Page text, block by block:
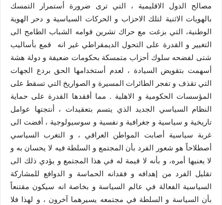
مصالح الدول الاقليمية ، التي ترى ضرورة أستمرار التمسك
بالهويات الاثنية لتلك الاحزاب و الحركات السياسية و دحر الهوية
الوطنية، التي بزغت مع حراك تشرين قوامه الشباب الطامح الى
التغيير و القدرة على التحول الديمقراطي غير انه قمع بأساليب
شتى لفضحه سلوك أحزاب متمسكة بحكومات ضعيفة و دولة هشة
أسهمت بتقويض السيادة ، لعدم أستخدامها الحق بردع الجهات
التي تقذف و تفجر الطائرات المسيرة و الصواريخ التي تسقط على
المؤسسات الحكومية و الاهلية . مما أفقدها القدرة على حماية
النظام السياسي الجديد الذي يتسم بتعقيدات ، أنتجتها عوامل
تاريخية و سياسية و جغرافية و نفسية و سوسيولوجية ، أفضت الى
غربة سياسية أصابت المواطن العراقي ، و التغرب السياسي
أصطلاحاً هو شعور الفرد بأن المجتمع و السلطة فيه لا يحسان به و
لا يعنيها أمره، و بأنه لا قيمة له في هذا المجتمع و يؤدي ذلك الى
تقليل الفرد من إهدافه و فقدانه الحماسة و الدوافع للمشاركة
السياسية الفعالة في عالم السياسة و بخاصة انه سيكون مقتنعاً
بأن السياسة و السلطة في مجتمعه يسيرهما آخرون ، و لهذا فلا